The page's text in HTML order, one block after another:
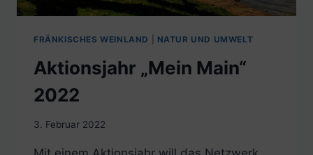
FRÄNKISCHES WEINLAND NATUR UND UMWELT
Aktionsjahr „Mein Main“
2022
3. Februar 2022